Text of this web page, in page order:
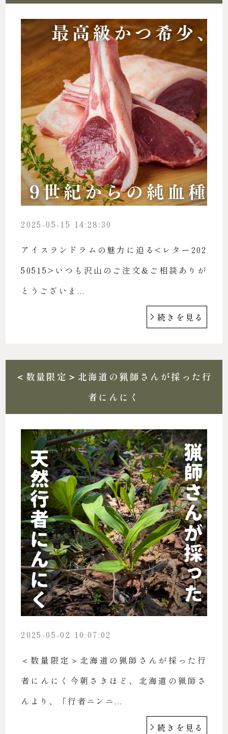
2025-05-15 14:28:30
アイスランドラムの魅力に迫る<レター202
50515>いつも沢山のご注文&ご相談ありが
とうございま...
続きを見る
＜数量限定＞北海道の猟師さんが採った行
者にんにく
2025-05-02 10:07:02
＜数量限定＞北海道の猟師さんが採った行
者にんにく今朝さきほど、北海道の猟師さ
んより、「行者ニンニ...
続きを見る